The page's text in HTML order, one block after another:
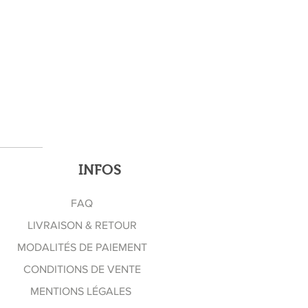
INFOS
FAQ
LIVRAISON & RETOUR
MODALITÉS DE PAIEMENT
CONDITIONS DE VENTE
MENTIONS LÉGALES